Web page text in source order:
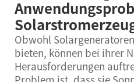
Obwohl
bieten, können bei ihrer
Herausforderungen
Problem ist, dass sie